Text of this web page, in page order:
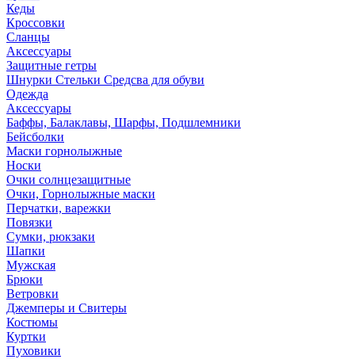
Кеды
Кроссовки
Сланцы
Аксессуары
Защитные гетры
Шнурки Стельки Средсва для обуви
Одежда
Аксессуары
Баффы, Балаклавы, Шарфы, Подшлемники
Бейсболки
Маски горнолыжные
Носки
Очки солнцезащитные
Очки, Горнолыжные маски
Перчатки, варежки
Повязки
Сумки, рюкзаки
Шапки
Мужская
Брюки
Ветровки
Джемперы и Свитеры
Костюмы
Куртки
Пуховики